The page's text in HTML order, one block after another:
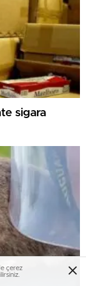
sigara
çerez